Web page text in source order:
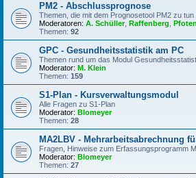
PM2 - Abschlussprognose
Themen, die mit dem Prognosetool PM2 zu tun
Moderatoren: A. Schüller, Raffenberg
Themen: 92
GPC - Gesundheitsstatistik am PC
Themen rund um das Modul
Moderator: M. Klein
Themen: 159
S1-Plan - Kursverwaltungsmodul
Alle Fragen zu S1-Plan
Moderator: Blomeyer
Themen: 28
MA2LBV - Mehrarbeitsabrechnung
Fragen, Hinweise zum Erfassungsprogramm
Moderator: Blomeyer
Themen: 27